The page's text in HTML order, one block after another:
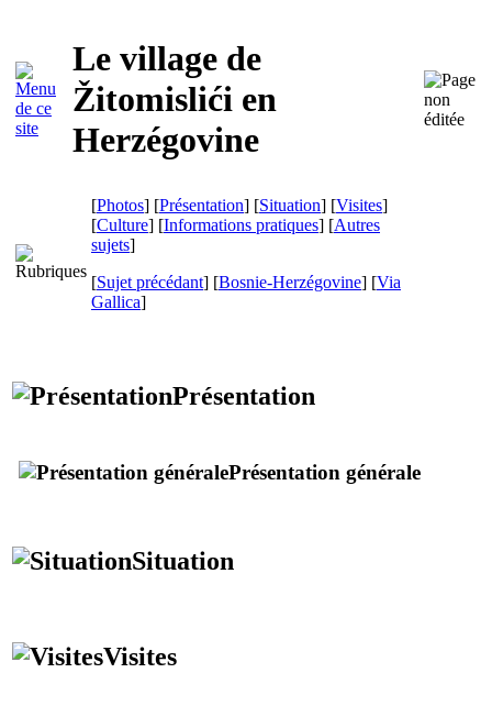
Le village de
Žitomislići en
Herzégovine
[Photos] [Présentation] [Situation] [Visites]
[Culture] [Informations pratiques] [Autres
sujets]
[Sujet précédant] [Bosnie-Herzégovine] [Via
Gallica]
Présentation
Présentation générale
Situation
Visites